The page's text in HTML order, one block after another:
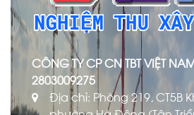
CÔNG TY CP CN TBT VIỆT
2803009275
Địa chỉ: Phòng 219, CT5B